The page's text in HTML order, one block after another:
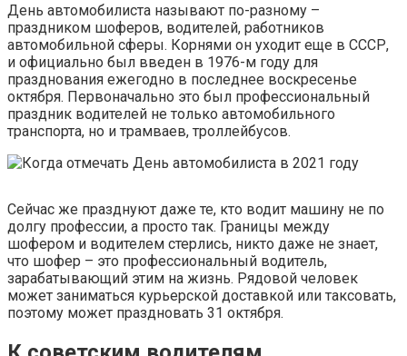
День автомобилиста называют по-разному –
праздником шоферов, водителей, работников
автомобильной сферы. Корнями он уходит еще в СССР,
и официально был введен в 1976-м году для
празднования ежегодно в последнее воскресенье
октября. Первоначально это был профессиональный
праздник водителей не только автомобильного
транспорта, но и трамваев, троллейбусов.
Сейчас же празднуют даже те, кто водит машину не по
долгу профессии, а просто так. Границы между
шофером и водителем стерлись, никто даже не знает,
что шофер – это профессиональный водитель,
зарабатывающий этим на жизнь. Рядовой человек
может заниматься курьерской доставкой или таксовать,
поэтому может праздновать 31 октября.